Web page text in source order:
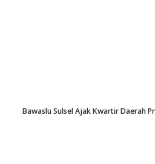
Bawaslu Sulsel Ajak Kwartir Daerah